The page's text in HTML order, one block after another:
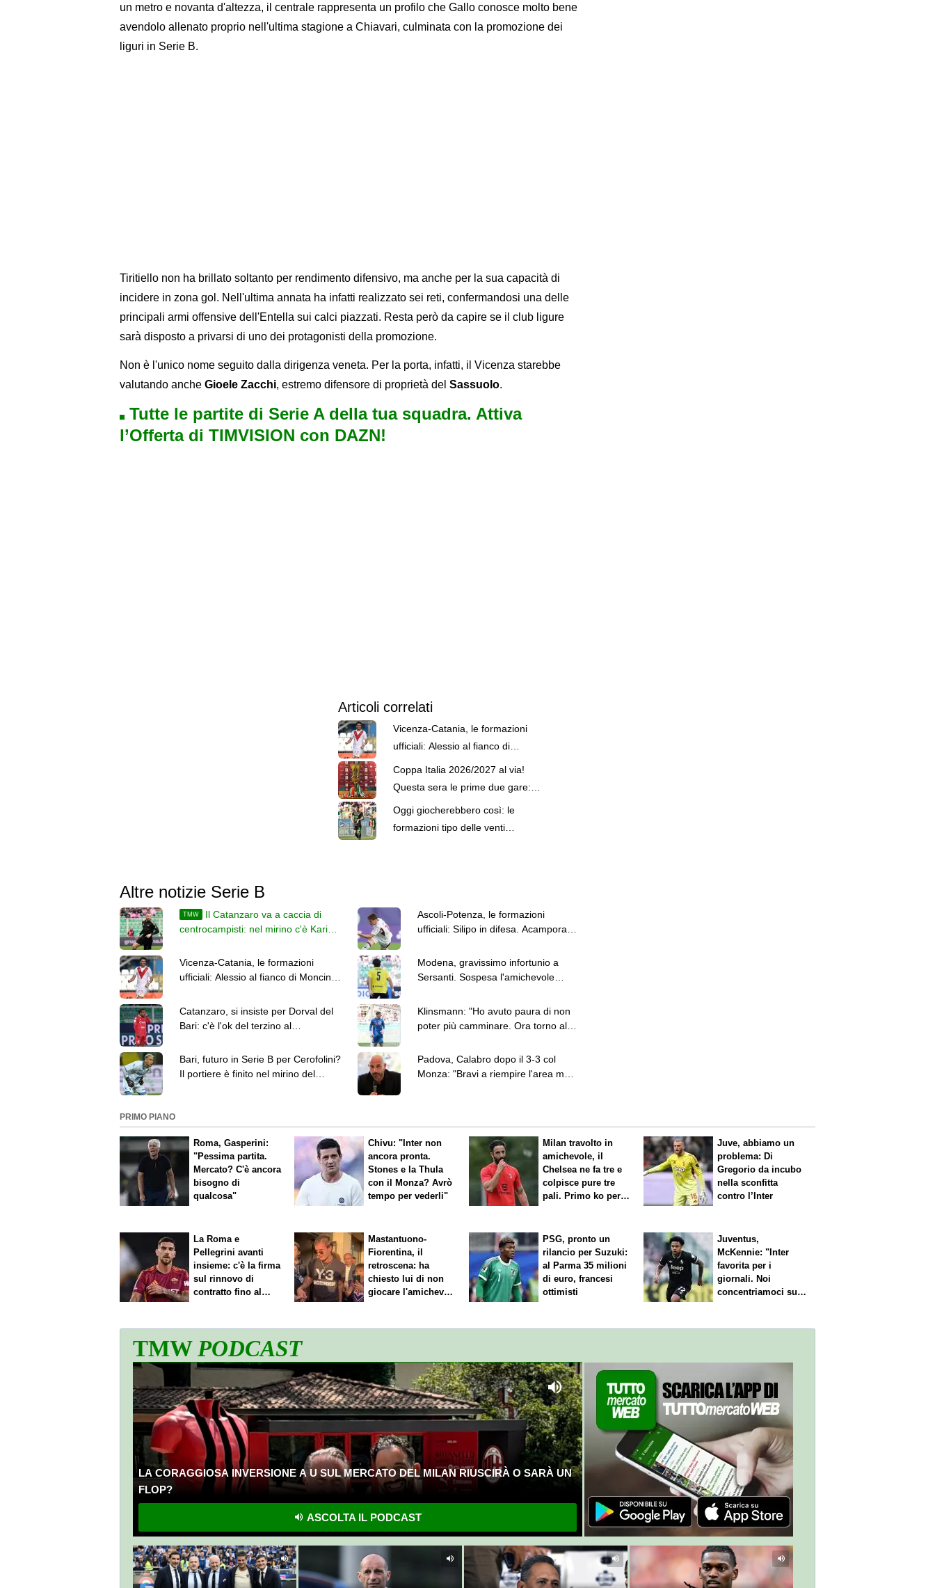
un metro e novanta d'altezza, il centrale rappresenta un profilo che Gallo conosce molto bene
avendolo allenato proprio nell'ultima stagione a Chiavari, culminata con la promozione dei
liguri in Serie B.
Tiritiello non ha brillato soltanto per rendimento difensivo, ma anche per la sua capacità di
incidere in zona gol. Nell'ultima annata ha infatti realizzato sei reti, confermandosi una delle
principali armi offensive dell'Entella sui calci piazzati. Resta però da capire se il club ligure
sarà disposto a privarsi di uno dei protagonisti della promozione.
Non è l'unico nome seguito dalla dirigenza veneta. Per la porta, infatti, il Vicenza starebbe
valutando anche Gioele Zacchi, estremo difensore di proprietà del Sassuolo.
Tutte le partite di Serie A della tua squadra. Attiva
l’Offerta di TIMVISION con DAZN!
Articoli correlati
Vicenza-Catania, le formazioni
ufficiali: Alessio al fianco di
Coppa Italia 2026/2027 al via!
Questa sera le prime due gare: il
programma
Oggi giocherebbero così: le
formazioni tipo delle venti
Altre notizie Serie B
TMW
Il Catanzaro va a caccia di
centrocampisti: nel mirino c'è Karic
Ascoli-Potenza, le formazioni
ufficiali: Silipo in difesa. Acampora e
Vicenza-Catania, le formazioni
ufficiali: Alessio al fianco di Moncini.
Modena, gravissimo infortunio a
Sersanti. Sospesa l'amichevole
Catanzaro, si insiste per Dorval del
Bari: c'è l'ok del terzino al
Klinsmann: "Ho avuto paura di non
poter più camminare. Ora torno al
Bari, futuro in Serie B per Cerofolini?
Il portiere è finito nel mirino del
Padova, Calabro dopo il 3-3 col
Monza: "Bravi a riempire l'area ma
PRIMO PIANO
Roma, Gasperini:
"Pessima partita.
Mercato? C'è ancora
bisogno di
qualcosa"
Chivu: "Inter non
ancora pronta.
Stones e la Thula
con il Monza? Avrò
tempo per vederli"
Milan travolto in
amichevole, il
Chelsea ne fa tre e
colpisce pure tre
pali. Primo ko per
Juve, abbiamo un
problema: Di
Gregorio da incubo
nella sconfitta
contro l’Inter
La Roma e
Pellegrini avanti
insieme: c'è la firma
sul rinnovo di
contratto fino al
Mastantuono-
Fiorentina, il
retroscena: ha
chiesto lui di non
giocare l'amichevole
PSG, pronto un
rilancio per Suzuki:
al Parma 35 milioni
di euro, francesi
ottimisti
Juventus,
McKennie: "Inter
favorita per i
giornali. Noi
concentriamoci sul
TMWPODCAST
LA CORAGGIOSA INVERSIONE A U SUL MERCATO DEL MILAN RIUSCIRÀ O SARÀ UN
FLOP?
ASCOLTA IL PODCAST